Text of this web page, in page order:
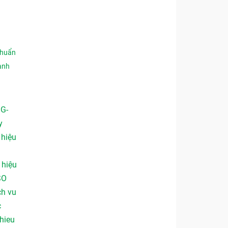
hiệu
hiệu
vu
hieu